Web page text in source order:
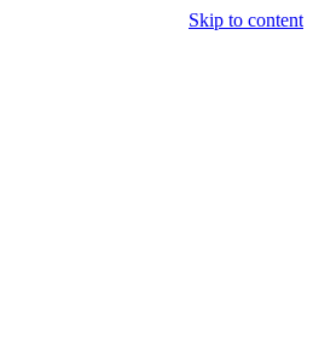
Skip to content